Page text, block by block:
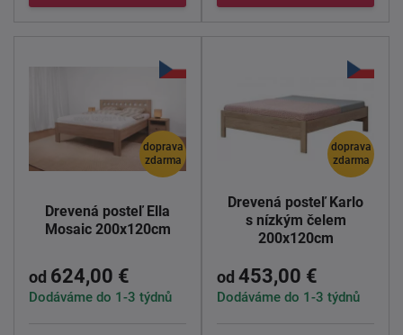
doprava
zdarma
Drevená posteľ Ella
Mosaic 200x120cm
od 624,00 €
Dodáváme do 1-3 týdnů
doprava
zdarma
Drevená posteľ Karlo
s nízkým čelem
200x120cm
od 453,00 €
Dodáváme do 1-3 týdnů